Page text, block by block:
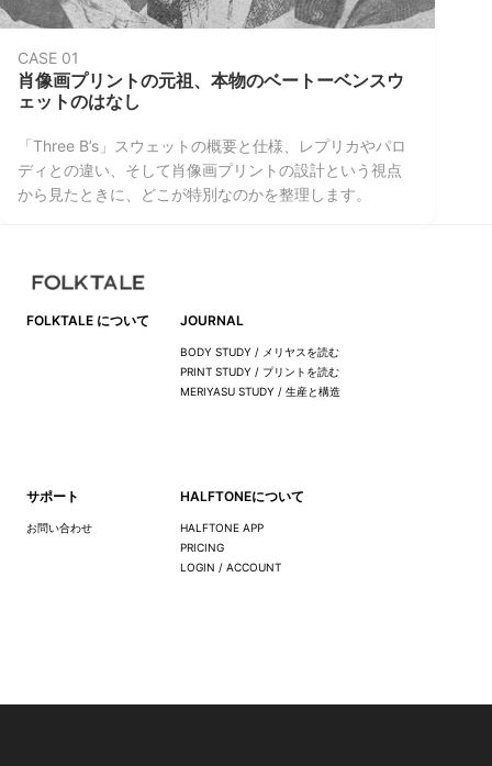
CASE 01
肖像画プリントの元祖、本物のベートーベンスウ
ェットのはなし
「Three B’s」スウェットの概要と仕様、レプリカやパロ
ディとの違い、そして肖像画プリントの設計という視点
から見たときに、どこが特別なのかを整理します。
プライバシーポリシー
FOLKTALE について JOURNAL
BODY STUDY / メリヤスを読む
PRINT STUDY / プリントを読む
MERIYASU STUDY / 生産と構造
サポート
お問い合わせ
HALFTONEについて
HALFTONE APP
PRICING
LOGIN / ACCOUNT